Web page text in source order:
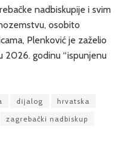
nadbiskupije i svim
osobito
Plenković je zaželio
2026. godinu “ispunjenu
dijalog
hrvatska
zagrebački nadbiskup